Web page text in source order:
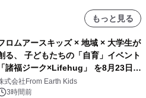
もっと見る
ロムアースキッズ × 地域 × 大学生が
る、 子どもたちの「自育」イベント
「諸福ジーク×Lifehug」 を8月23日
)開催
式会社From Earth Kids
3時間前